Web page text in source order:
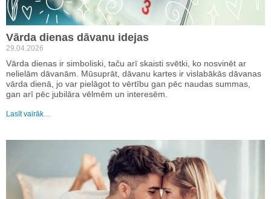
Vārda dienas dāvanu idejas
29.04.2026
Vārda dienas ir simboliski, taču arī skaisti svētki, ko nosvinēt ar
nelielām dāvanām. Mūsuprāt, dāvanu kartes ir vislabākās dāvanas
vārda dienā, jo var pielāgot to vērtību gan pēc naudas summas,
gan arī pēc jubilāra vēlmēm un interesēm.
Lasīt vairāk…